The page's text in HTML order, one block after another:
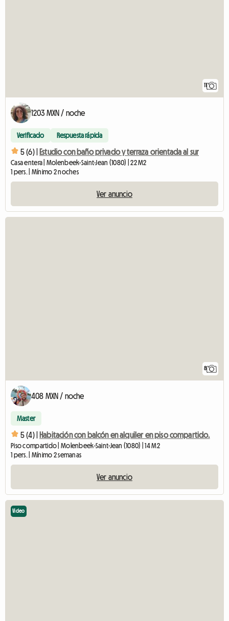
1203 MXN / noche
Verificado Respuesta rápida
5 (6) | Estudio con baño privado y terraza orientada al sur
Casa entera | Molenbeek-Saint-Jean (1080) | 22 M2
1 pers. | Mínimo 2 noches
Ver anuncio
8
408 MXN / noche
Master
5 (4) | Habitación con balcón en alquiler en piso compartido.
Piso compartido | Molenbeek-Saint-Jean (1080) | 14 M2
1 pers. | Mínimo 2 semanas
Ver anuncio
Video